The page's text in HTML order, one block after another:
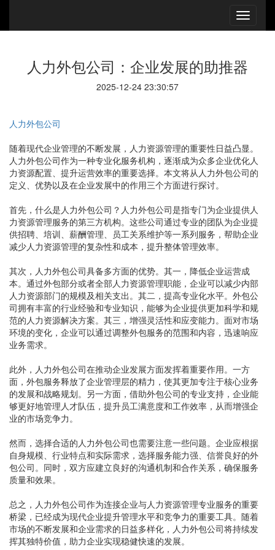
人力外包公司：企业发展的助推器
2025-12-24 23:30:57
人力外包公司
随着现代企业管理的不断发展，人力资源管理的重要性日益凸显。
人力外包公司作为一种专业化服务机构，逐渐成为众多企业优化人
力资源配置、提升运营效率的重要选择。本文将从人力外包公司的
定义、优势以及在企业发展中的作用三个方面进行探讨。
首先，什么是人力外包公司？人力外包公司是指专门为企业提供人
力资源管理服务的第三方机构。这些公司通过专业的团队为企业提
供招聘、培训、薪酬管理、员工关系维护等一系列服务，帮助企业
减少人力资源管理的复杂性和成本，提升整体管理效率。
其次，人力外包公司具备多方面的优势。其一，降低企业运营成
本。通过外包部分或者全部人力资源管理职能，企业可以减少内部
人力资源部门的规模及相关支出。其二，提高专业化水平。外包公
司拥有丰富的行业经验和专业知识，能够为企业提供更加科学和规
范的人力资源解决方案。其三，增强灵活性和应变能力。面对市场
环境的变化，企业可以通过调整外包服务的范围和内容，迅速响应
业务需求。
此外，人力外包公司在推动企业发展方面发挥着重要作用。一方
面，外包服务释放了企业管理层的精力，使其更加专注于核心业务
的发展和战略规划。另一方面，借助外包公司的专业支持，企业能
够更好地管理人才队伍，提升员工满意度和工作效率，从而增强企
业的市场竞争力。
然而，选择合适的人力外包公司也需要注意一些问题。企业应根据
自身规模、行业特点和实际需求，选择服务能力强、信誉良好的外
包公司。同时，双方应建立良好的沟通机制和合作关系，确保服务
质量和效果。
总之，人力外包公司作为连接企业与人力资源管理专业服务的重要
桥梁，已经成为现代企业提升管理水平和竞争力的重要工具。随着
市场的不断发展和企业需求的日益多样化，人力外包公司将持续发
挥其独特价值，助力企业实现稳健快速的发展。